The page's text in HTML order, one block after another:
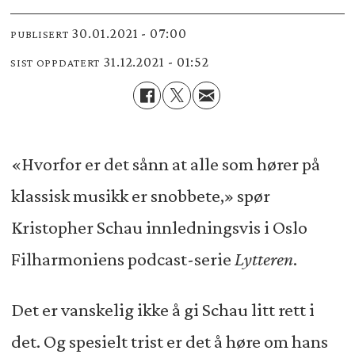
PUBLISERT 30.01.2021 - 07:00
SIST OPPDATERT 31.12.2021 - 01:52
«Hvorfor er det sånn at alle som hører på
klassisk musikk er snobbete,» spør
Kristopher Schau innledningsvis i Oslo
Filharmoniens podcast-serieLytteren.
Det er vanskelig ikke å gi Schau litt rett i
det. Og spesielt trist er det å høre om hans